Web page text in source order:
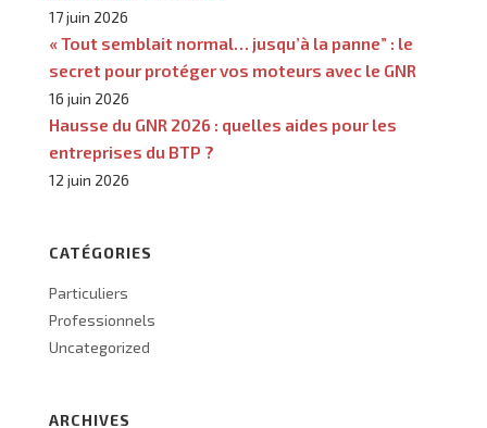
17 juin 2026
« Tout semblait normal… jusqu’à la panne” : le
secret pour protéger vos moteurs avec le GNR
16 juin 2026
Hausse du GNR 2026 : quelles aides pour les
entreprises du BTP ?
12 juin 2026
CATÉGORIES
Particuliers
Professionnels
Uncategorized
ARCHIVES